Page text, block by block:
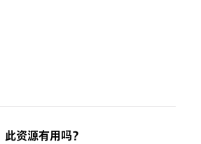
此资源有用吗？